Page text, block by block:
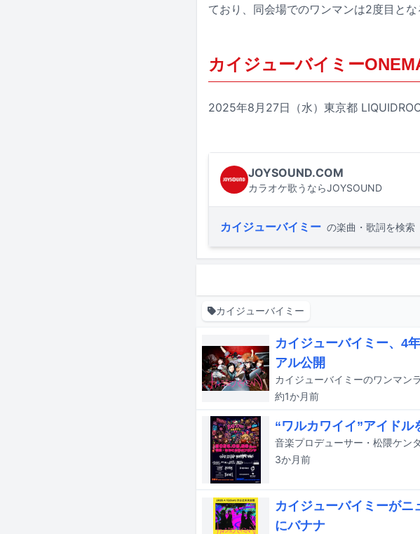
ており、同会場でのワンマンは2度目とな
カイジューバイミー
2025年8月27日（水）東京都
JOYSOUND.COM
カラオケ歌うならJOYSOUND
カイジューバイミー の楽曲・歌詞を検索
カイジューバイミー
カイジューバイミー、4
アル公開
約1か月前
“ワルカワイイ”アイド
3か月前
カイジューバイミーが
にバナナ